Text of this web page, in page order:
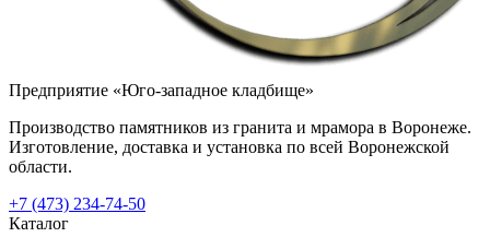
Предприятие «Юго-западное кладбище»
Производство памятников из гранита и мрамора в Воронеже.
Изготовление, доставка и установка по всей Воронежской
области.
+7 (473) 234-74-50
Каталог